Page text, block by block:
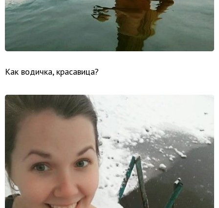
Как водичка, красавица?